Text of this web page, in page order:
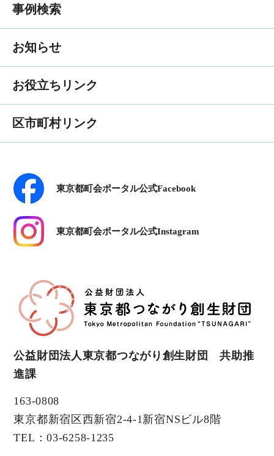
事例検索
お知らせ
お役立ちリンク
区市町村リンク
東京都町会ポータル公式Facebook
東京都町会ポータル公式Instagram
公益財団法人東京都つながり創生財団 共助推
進課
163-0808
東京都新宿区西新宿2-4-1新宿NSビル8階
TEL：03-6258-1235